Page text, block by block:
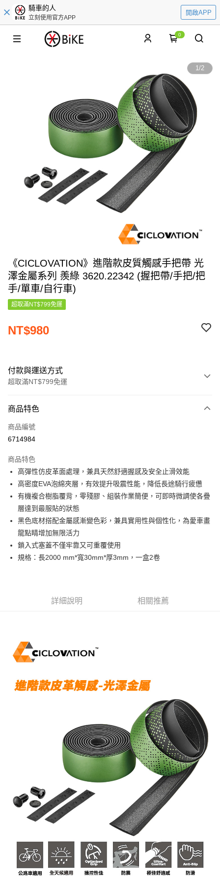
騎車的人
立刻使用官方APP
開啟APP
0
1/2
《CICLOVATION》進階款皮質觸感手把帶 光
澤金屬系列 羨綠 3620.22342 (握把帶/手把/把
手/單車/自行車)
超取滿NT$799免運
NT$980
付款與運送方式
超取滿NT$799免運
信用卡一次付款
信用卡分期付款
合作金庫商業銀行
華南商業銀行
彰化商業銀行
上海商業儲蓄銀行
台北富邦商業銀行
國泰世華商業銀行
兆豐國際商業銀行
臺灣中小企業銀行
匯豐（台灣）商業銀行
華泰商業銀行
聯邦商業銀行
遠東國際商業銀行
元大商業銀行
玉山商業銀行
星展（台灣）商業銀行
台新國際商業銀行
中國信託商業銀行
6 期 0 利率 每期
華南商業銀行
彰化商業銀行
上海商業儲蓄銀行
台北富邦商業銀行
國泰世華商業銀行
臺灣中小企業銀行
台中商業銀行
匯豐（台灣）商業銀行
聯邦商業銀行
元大商業銀行
永豐商業銀行
玉山商業銀行
星展（台灣）商業銀行
LINE Pay
Apple Pay
街口支付
悠遊付
Google Pay
付款後萊爾富取貨
每筆NT$95，滿NT$799(含以上)免運費
每筆NT$95，滿NT$799(含以上)免運費
每筆NT$85，滿NT$799(含以上)免運費
商品特色
商品編號
6714984
商品特色
高彈性仿皮革面處理，兼具天然舒適握感及安全止滑效能
高密度EVA泡綿夾層，有效提升吸震性能，降低長途騎行疲憊
有機複合樹脂覆背，零殘膠、組裝作業簡便，可即時微調使各疊
層達到最服貼的狀態
黑色底材搭配金屬感漸變色彩，兼具實用性與個性化，為愛車畫
龍點睛增加無限活力
鎖入式塞蓋不僅牢靠又可重覆使用
規格：長2000 mm*寬30mm*厚3mm，一盒2卷
詳細說明 相關推薦